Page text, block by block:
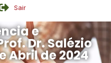
Sair
e
Dr. Salézio
Abril de 2024